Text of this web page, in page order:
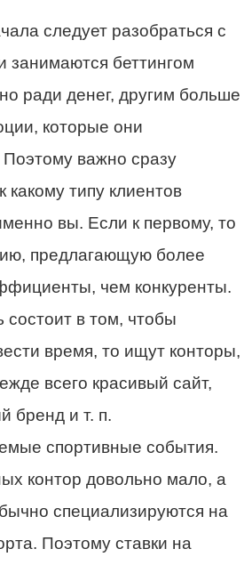
следует разобраться с
занимаются беттингом
ради денег, другим больше
которые они
важно сразу
какому типу клиентов
вы. Если к первому, то
предлагающую более
чем конкуренты.
состоит в том, чтобы
время, то ищут конторы,
всего красивый сайт,
бренд и т. п.
спортивные события.
контор довольно мало, а
специализируются на
Поэтому ставки на